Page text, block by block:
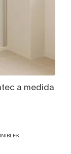
a medida